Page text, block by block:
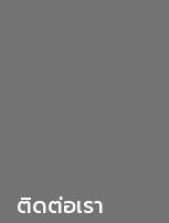
ติดต่อเรา